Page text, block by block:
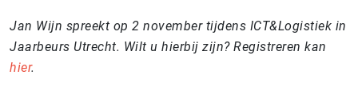
Jan Wijn spreekt op 2 november tijdens ICT&Logistiek in
Jaarbeurs Utrecht. Wilt u hierbij zijn? Registreren kan
hier.